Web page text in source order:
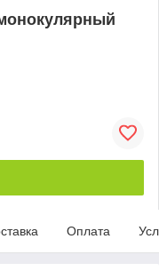
Оплата